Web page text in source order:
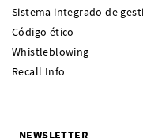
Sistema integrado de
Código ético
Whistleblowing
Recall Info
NEWSLETTER